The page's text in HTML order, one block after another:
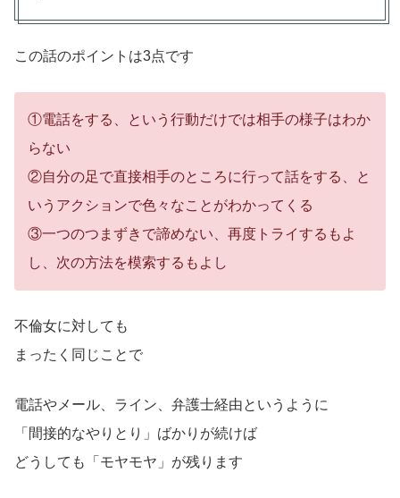
この話のポイントは3点です
①電話をする、という行動だけでは相手の様子はわか
らない
②自分の足で直接相手のところに行って話をする、と
いうアクションで色々なことがわかってくる
③一つのつまずきで諦めない、再度トライするもよ
し、次の方法を模索するもよし
不倫女に対しても
まったく同じことで
電話やメール、ライン、弁護士経由というように
「間接的なやりとり」ばかりが続けば
どうしても「モヤモヤ」が残ります